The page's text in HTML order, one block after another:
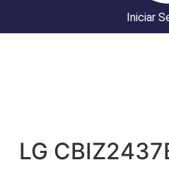
Iniciar
LG